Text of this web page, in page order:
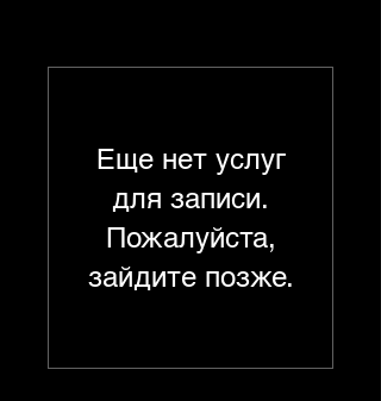
Еще нет услуг
для записи.
Пожалуйста,
зайдите позже.